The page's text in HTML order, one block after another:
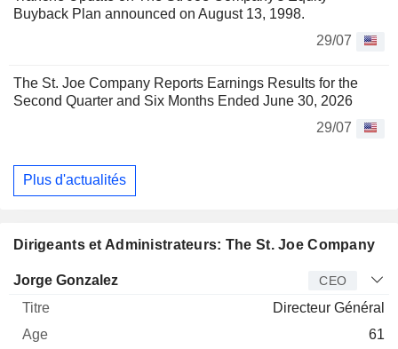
Buyback Plan announced on August 13, 1998.
29/07
The St. Joe Company Reports Earnings Results for the
Second Quarter and Six Months Ended June 30, 2026
29/07
Plus d'actualités
Dirigeants et Administrateurs: The St. Joe Company
Dirigeant Titre Age
Jorge Gonzalez CEO
Directeur Général
61